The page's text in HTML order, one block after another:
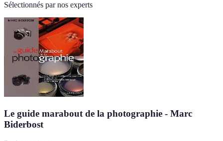
Sélectionnés par nos experts
Le guide marabout de la photographie - Marc
Biderbost